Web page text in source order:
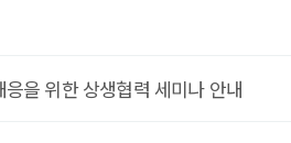
을 위한 상생협력 세미나 안내